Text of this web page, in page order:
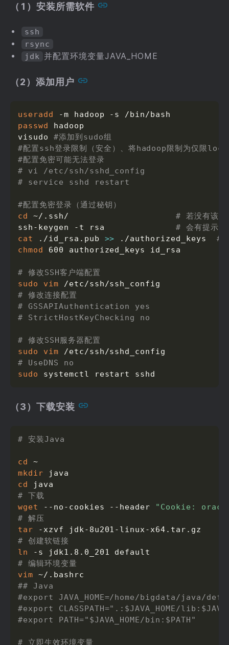
（1）安装所需软件
ssh
rsync
jdk 并配置环境变量JAVA_HOME
（2）添加用户
useradd
passwd
hadoop
visudo #添加到sudo组
#配置ssh登录限制（安全）、将hadoop限制为仅限
#配置免密可能无法登录
# vi /etc/ssh/sshd_config
# service sshd restart
#配置免密登录（通过秘钥）
cd
~/.ssh/ # 若没有该
ssh-keygen -t rsa # 会有提示，
cat
./id_rsa.pub >> ./authorized_keys #
chmod
600 authorized_keys id_rsa
# 修改SSH客户端配置
sudo
vim
# 修改连接配置
# GSSAPIAuthentication yes
# StrictHostKeyChecking no
# 修改SSH服务器配置
sudo
vim
# UseDNS no
sudo
systemctl restart sshd
（3）下载安装
# 安装Java
cd
mkdir
cd
# 下载
wget
--no-cookies --header
"Cookie:
# 解压
tar
# 创建软链接
ln
# 编辑环境变量
vim
## Java
#export JAVA_HOME=/home/bigdata/java/
#export CLASSPATH=".:$JAVA_HOME/
#export PATH="$JAVA_HOME/bin:$PATH"
# 立即生效环境变量